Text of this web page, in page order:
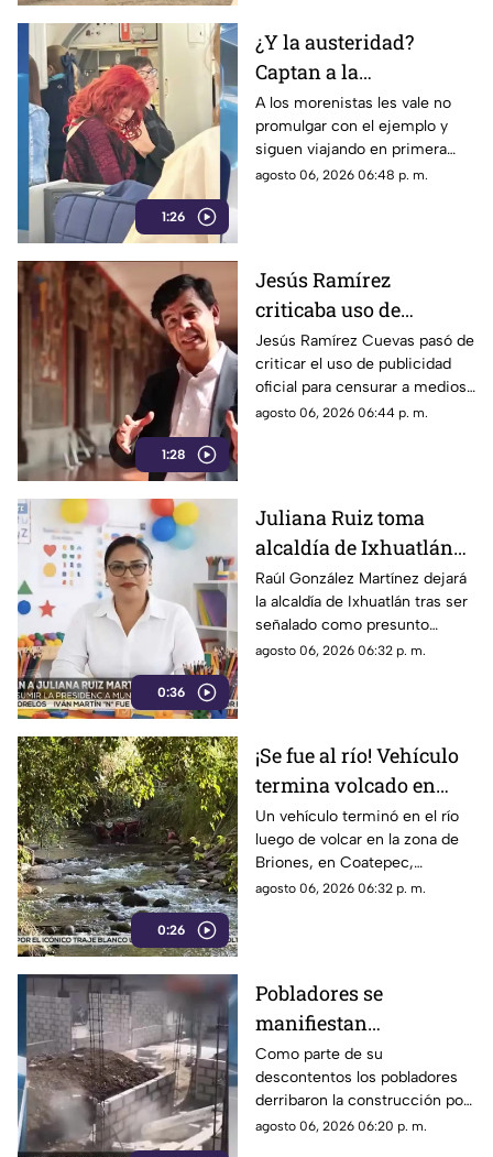
1:26
¿Y la austeridad?
Captan a la
gobernadora Layda
Sansores viajando en
primera clase a Madrid
A los morenistas les vale no
promulgar con el ejemplo y
siguen viajando en primera
clase a otros países.
agosto 06, 2026 06:48 p. m.
1:28
Jesús Ramírez
criticaba uso de
publicidad oficial para
censurar a medios, hoy
es pieza clave en
estrategia de censura
Jesús Ramírez Cuevas pasó de
criticar el uso de publicidad
oficial para censurar a medios
de comunicación, a ser pieza
agosto 06, 2026 06:44 p. m.
0:36
Juliana Ruiz toma
alcaldía de Ixhuatlán
para que Raúl González
enfrente investigación
por homicidio
Raúl González Martínez dejará
la alcaldía de Ixhuatlán tras ser
señalado como presunto
culpable por el homicidio de la
agosto 06, 2026 06:32 p. m.
0:26
¡Se fue al río! Vehículo
termina volcado en
Coatepec (+VIDEO)
Un vehículo terminó en el río
luego de volcar en la zona de
Briones, en Coatepec,
movilizando a elementos de
agosto 06, 2026 06:32 p. m.
Pobladores se
manifiestan
DERRIBANDO BARDA
tras desacuerdo con
construcción en
Veracruz [VIDEO]
Como parte de su
descontentos los pobladores
derribaron la construcción por
realizar los trabajos sin
agosto 06, 2026 06:20 p. m.